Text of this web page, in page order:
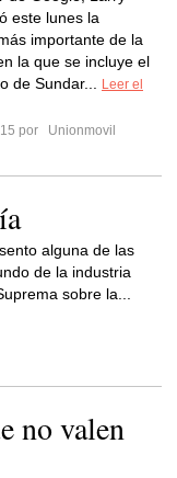
este lunes la
importante de la
la que se incluye el
de Sundar...
Leer el
por
Unionmovil
alguna de las
de la industria
sobre la...
no valen